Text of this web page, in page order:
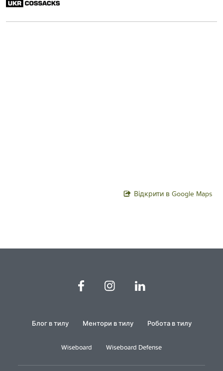
Відкрити в Google Maps
Блог в тилу Ментори в тилу Робота в тилу
Wiseboard Wiseboard Defense